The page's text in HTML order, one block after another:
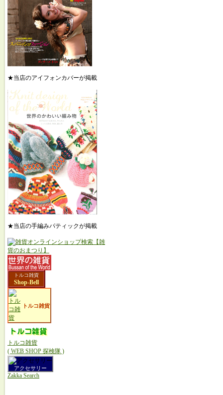
★当店のアイフォンカバーが掲載
★当店の手編みパティックが掲載
トルコ雑貨
Shop-Bell
トルコ雑貨
トルコ雑貨
( WEB SHOP 探検隊 )
アクセサリー
Zakka Search